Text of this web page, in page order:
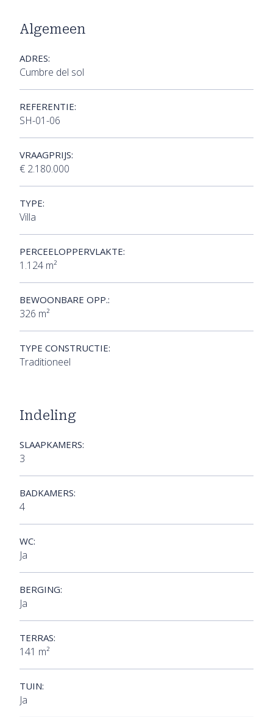
Algemeen
ADRES:
Cumbre del sol
REFERENTIE:
SH-01-06
VRAAGPRIJS:
€ 2.180.000
TYPE:
Villa
PERCEELOPPERVLAKTE:
1.124 m²
BEWOONBARE OPP.:
326 m²
TYPE CONSTRUCTIE:
Traditioneel
Indeling
SLAAPKAMERS:
3
BADKAMERS:
4
WC:
Ja
BERGING:
Ja
TERRAS:
141 m²
TUIN:
Ja